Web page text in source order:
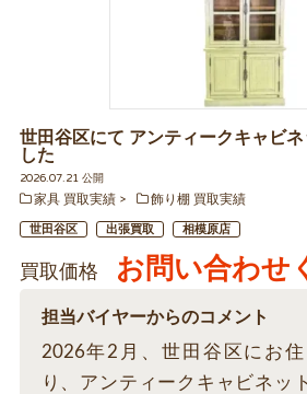
世田谷区にて アンティークキャビ
した
2026.07.21 公開
家具 買取実績
飾り棚 買取実績
世田谷区 出張買取 相模原店
買取価格 お問い合わせ
担当バイヤーからのコメント
2026年2月、世田谷区にお
り、アンティークキャビネッ